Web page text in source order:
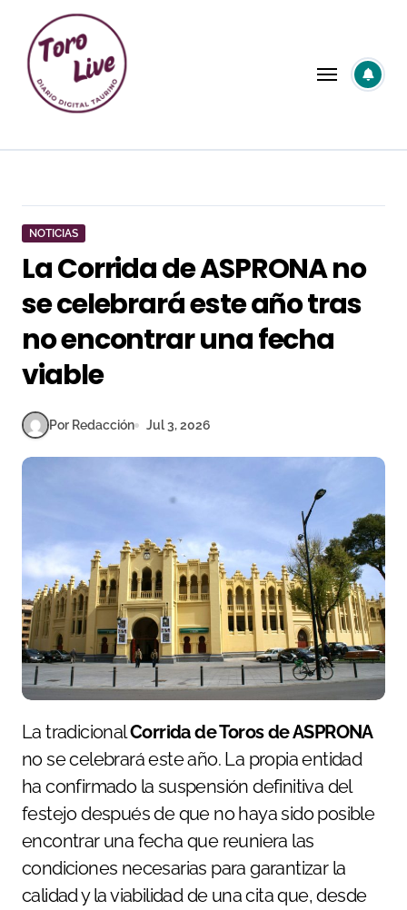
contenido
NOTICIAS
La Corrida de ASPRONA no
se celebrará este año tras
no encontrar una fecha
viable
Por Redacción Jul 3, 2026
La tradicionalCorrida de Toros de ASPRONA
no se celebrará este año. La propia entidad
ha confirmado la suspensión definitiva del
festejo después de que no haya sido posible
encontrar una fecha que reuniera las
condiciones necesarias para garantizar la
calidad y la viabilidad de una cita que, desde